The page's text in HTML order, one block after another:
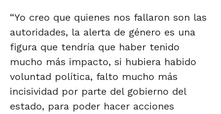
“Yo creo que quienes nos fallaron son las
autoridades, la alerta de género es una
figura que tendría que haber tenido
mucho más impacto, si hubiera habido
voluntad política, falto mucho más
incisividad por parte del gobierno del
estado, para poder hacer acciones